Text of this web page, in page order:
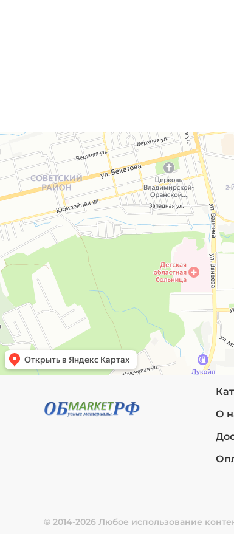
О
© 2014-2026 Любое использование